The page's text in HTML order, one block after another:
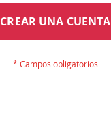
CREAR UNA CUENTA